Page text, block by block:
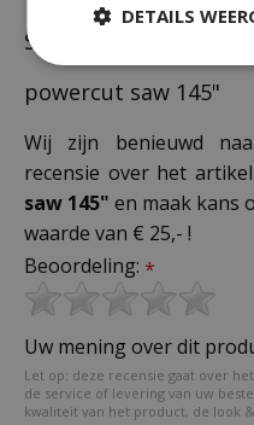
Schrijf zelf een
powercut saw 145"
Wij zijn benieuwd
recensie over het artikel
saw 145" en maak kans
waarde van € 25,- !
Beoordeling: *
Uw mening over dit
Let op: deze recensie gaat over
de service of levering van uw
kwaliteit van het product, de look
DETAILS